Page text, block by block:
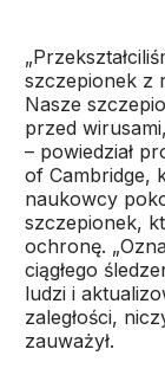
szczepionek z
Nasze
przed
– powiedział
of Cambridge,
naukowcy
szczepionek,
ochronę.
ciągłego
ludzi i
zaległości,
zauważył.